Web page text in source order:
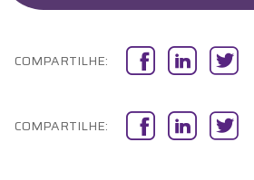
Institucional
COMPARTILHE:
COMPARTILHE: